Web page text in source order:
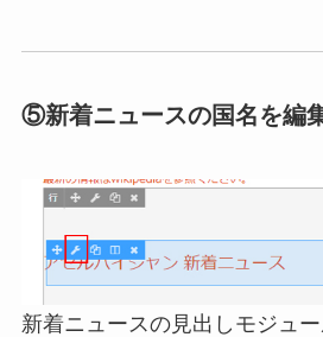
⑤新着ニュースの国名を編
新着ニュースの見出しモジュ